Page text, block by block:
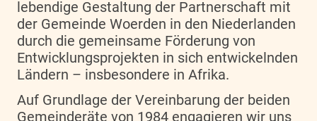
lebendige Gestaltung der Partnerschaft mit
der Gemeinde Woerden in den Niederlanden
durch die gemeinsame Förderung von
Entwicklungsprojekten in sich entwickelnden
Ländern – insbesondere in Afrika.
Auf Grundlage der Vereinbarung der beiden
Gemeinderäte von 1984 engagieren wir uns